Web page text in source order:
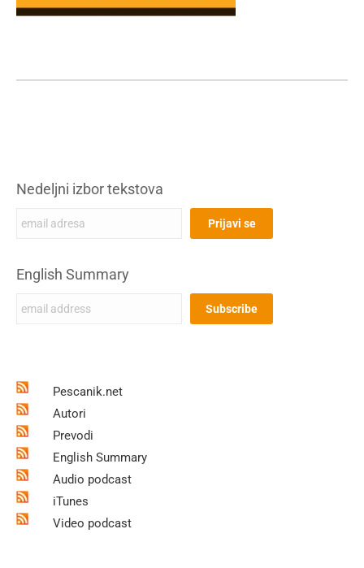
Nedeljni izbor tekstova
English Summary
Pescanik.net
Autori
Prevodi
English Summary
Audio podcast
iTunes
Video podcast